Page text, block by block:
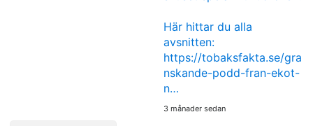
Här hittar du alla
avsnitten:
https://tobaksfakta.se/gra
nskande-podd-fran-ekot-
n…
3 månader sedan